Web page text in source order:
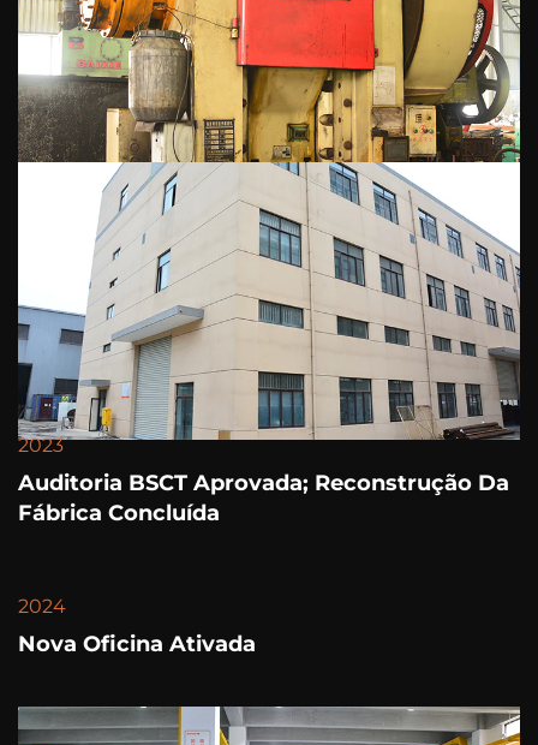
2023
Auditoria BSCT Aprovada; Reconstrução Da
Fábrica Concluída
2024
Nova Oficina Ativada